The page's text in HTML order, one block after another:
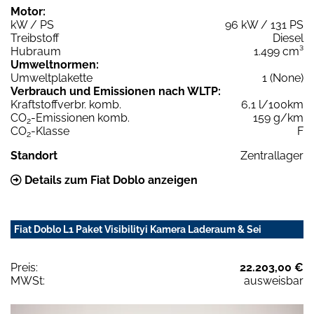
Motor:
kW / PS
96 kW / 131 PS
Treibstoff
Diesel
Hubraum
1.499 cm³
Umweltnormen:
Umweltplakette
1 (None)
Verbrauch und Emissionen nach WLTP:
Kraftstoffverbr. komb.
6,1 l/100km
CO2-Emissionen komb.
159 g/km
CO2-Klasse
F
Standort
Zentrallager
Details zum Fiat Doblo anzeigen
Fiat Doblo L1 Paket Visibilityi Kamera Laderaum & Sei
Preis:
22.203,00 €
MWSt:
ausweisbar